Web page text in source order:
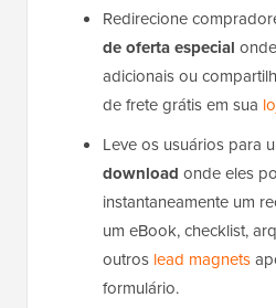
Redirecione
de oferta especial
adicionais ou
de frete grátis em sua
Leve os usuários para
download onde eles
instantaneamente um
um eBook, checklist,
outros lead magnets
formulário.